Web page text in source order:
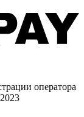
оператора